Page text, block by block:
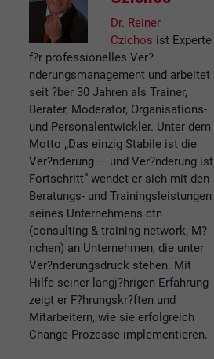
Dr. Reiner
Czichos ist Experte
f?r professionelles Ver?
nderungsmanagement und arbeitet
seit ?ber 30 Jahren als Trainer,
Berater, Moderator, Organisations-
und Personalentwickler. Unter dem
Motto „Das einzig Stabile ist die
Ver?nderung — und Ver?nderung ist
Fortschritt” wendet er sich mit den
Beratungs- und Trainingsleistungen
seines Unternehmens ctn
(consulting & training network, M?
nchen) an Unternehmen, die unter
Ver?nderungsdruck stehen. Mit
Hilfe seiner langj?hrigen Erfahrung
zeigt er F?hrungskr?ften und
Mitarbeitern, wie sie erfolgreich
Change-Prozesse implementieren.